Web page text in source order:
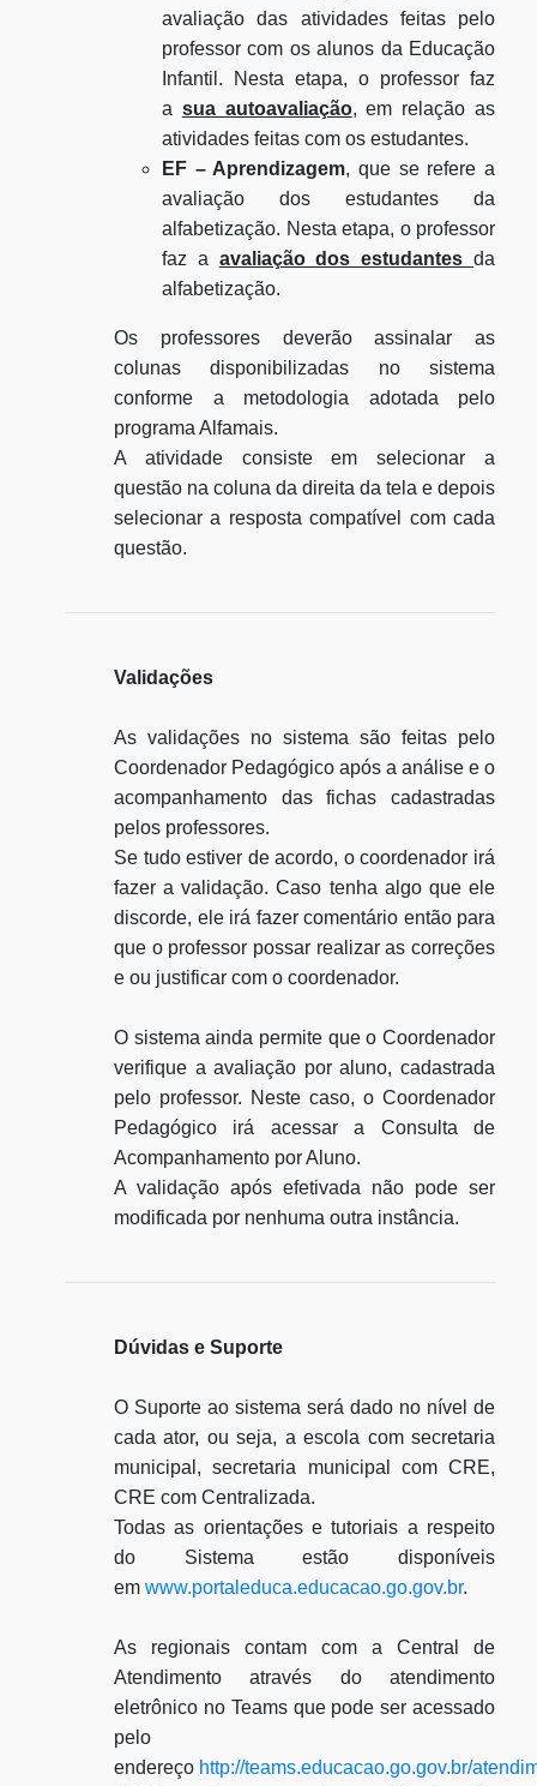
avaliação das atividades feitas pelo
professor com os alunos da Educação
Infantil. Nesta etapa, o professor faz
a sua autoavaliação, em relação as
atividades feitas com os estudantes.
EF – Aprendizagem, que se refere a
avaliação dos estudantes da
alfabetização. Nesta etapa, o professor
faz a avaliação dos estudantesda
alfabetização.
Os professores deverão assinalar as
colunas disponibilizadas no sistema
conforme a metodologia adotada pelo
programa Alfamais.
A atividade consiste em selecionar a
questão na coluna da direita da tela e depois
selecionar a resposta compatível com cada
questão.
Validações
As validações no sistema são feitas pelo
Coordenador Pedagógico após a análise e o
acompanhamento das fichas cadastradas
pelos professores.
Se tudo estiver de acordo, o coordenador irá
fazer a validação. Caso tenha algo que ele
discorde, ele irá fazer comentário então para
que o professor possar realizar as correções
e ou justificar com o coordenador.
O sistema ainda permite que o Coordenador
verifique a avaliação por aluno, cadastrada
pelo professor. Neste caso, o Coordenador
Pedagógico irá acessar a Consulta de
Acompanhamento por Aluno.
A validação após efetivada não pode ser
modificada por nenhuma outra instância.
Dúvidas e Suporte
O Suporte ao sistema será dado no nível de
cada ator, ou seja, a escola com secretaria
municipal, secretaria municipal com CRE,
CRE com Centralizada.
Todas as orientações e tutoriais a respeito
do Sistema estão disponíveis
em www.portaleduca.educacao.go.gov.br.
As regionais contam com a Central de
Atendimento através do atendimento
eletrônico no Teams que pode ser acessado
pelo
endereço http://teams.educacao.go.gov.br/